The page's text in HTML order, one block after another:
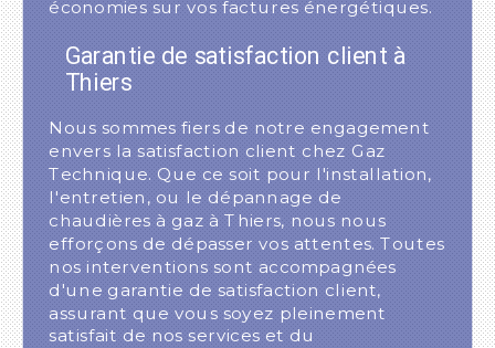
économies sur vos factures énergétiques.
Garantie de satisfaction client à
Thiers
Nous sommes fiers de notre engagement
envers la satisfaction client chez Gaz
Technique. Que ce soit pour l'installation,
l'entretien, ou le dépannage de
chaudières à gaz à Thiers, nous nous
efforçons de dépasser vos attentes. Toutes
nos interventions sont accompagnées
d'une garantie de satisfaction client,
assurant que vous soyez pleinement
satisfait de nos services et du